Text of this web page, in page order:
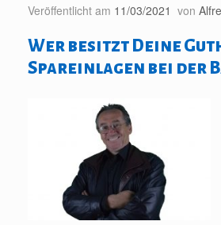
Veröffentlicht am 11/03/2021 von
Wer besitzt Deine
Spareinlagen bei der